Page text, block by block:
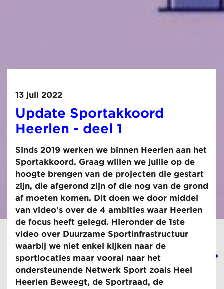
13 juli 2022
Update Sportakkoord
Heerlen - deel 1
Sinds 2019 werken we binnen Heerlen aan het
Sportakkoord. Graag willen we jullie op de
hoogte brengen van de projecten die gestart
zijn, die afgerond zijn of die nog van de grond
af moeten komen. Dit doen we door middel
van video's over de 4 ambities waar Heerlen
de focus heeft gelegd. Hieronder de 1ste
video over Duurzame Sportinfrastructuur
waarbij we niet enkel kijken naar de
sportlocaties maar vooral naar het
ondersteunende Netwerk Sport zoals Heel
Heerlen Beweegt, de Sportraad, de